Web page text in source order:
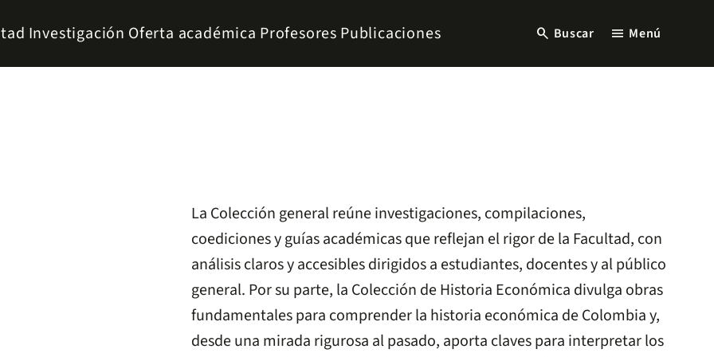
Investigación Oferta académica Profesores Publicaciones search Buscar menu Menú
La Colección general reúne investigaciones, compilaciones,
coediciones y guías académicas que reflejan el rigor de la Facultad, con
análisis claros y accesibles dirigidos a estudiantes, docentes y al público
general. Por su parte, la Colección de Historia Económica divulga obras
fundamentales para comprender la historia económica de Colombia y,
desde una mirada rigurosa al pasado, aporta claves para interpretar los